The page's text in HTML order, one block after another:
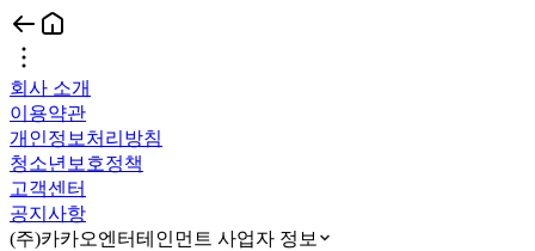
회사 소개
이용약관
개인정보처리방침
청소년보호정책
고객센터
공지사항
(주)카카오엔터테인먼트 사업자 정보